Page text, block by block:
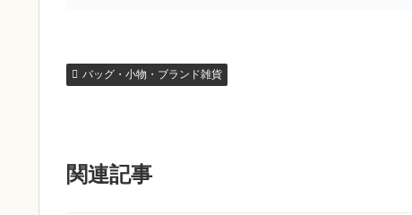
バッグ・小物・ブランド雑貨
関連記事